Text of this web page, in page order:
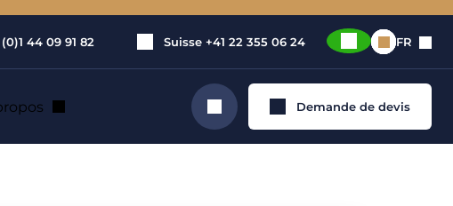
44 09 91 82 Suisse +41 22 355 06 24 FR
Rechercher Demande de devis